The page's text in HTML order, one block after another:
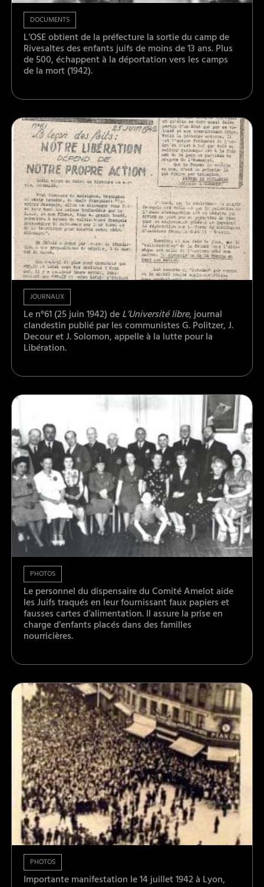
DOCUMENTS
L’OSE obtient de la préfecture la sortie du camp de
Rivesaltes des enfants juifs de moins de 13 ans. Plus
de 500, échappent à la déportation vers les camps
de la mort (1942).
JOURNAUX
Le n°61 (25 juin 1942) deL’Université libre, journal
clandestin publié par les communistes G. Politzer, J.
Decour et J. Solomon, appelle à la lutte pour la
Libération.
PHOTOS
Le personnel du dispensaire du Comité Amelot aide
les Juifs traqués en leur fournissant faux papiers et
fausses cartes d’alimentation. Il assure la prise en
charge d’enfants placés dans des familles
nourricières.
PHOTOS
Importante manifestation le 14 juillet 1942 à Lyon,